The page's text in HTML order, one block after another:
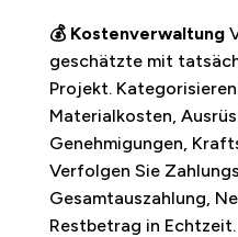
💰 Kostenverwaltung
geschätzte mit
Projekt.
Materialkosten,
Genehmigungen,
Verfolgen Sie
Gesamtauszahlung,
Restbetrag in Echtzeit.